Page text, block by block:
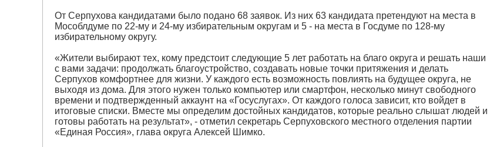
От Серпухова кандидатами было подано 68 заявок. Из них 63 кандидата претендуют на места в
Мособлдуме по 22-му и 24-му избирательным округам и 5 - на места в Госдуме по 128-му
избирательному округу.
«Жители выбирают тех, кому предстоит следующие 5 лет работать на благо округа и решать наши
с вами задачи: продолжать благоустройство, создавать новые точки притяжения и делать
Серпухов комфортнее для жизни. У каждого есть возможность повлиять на будущее округа, не
выходя из дома. Для этого нужен только компьютер или смартфон, несколько минут свободного
времени и подтвержденный аккаунт на «Госуслугах». От каждого голоса зависит, кто войдет в
итоговые списки. Вместе мы определим достойных кандидатов, которые реально слышат людей и
готовы работать на результат», - отметил секретарь Серпуховского местного отделения партии
«Единая Россия», глава округа Алексей Шимко.